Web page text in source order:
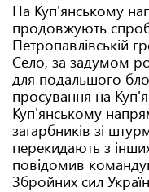
На Куп'янському
продовжують
Петропавлівській
Село, за задумом
для подальшого
просування на
Куп'янському
загарбників зі
перекидають з
повідомив
Збройних сил